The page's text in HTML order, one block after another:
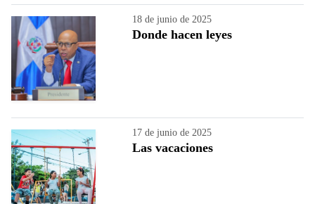
18 de junio de 2025
Donde hacen leyes
17 de junio de 2025
Las vacaciones